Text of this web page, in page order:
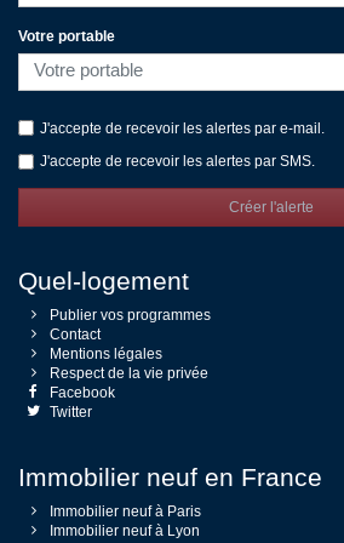
Votre portable
J'accepte de recevoir les alertes par e-mail.
J'accepte de recevoir les alertes par SMS.
Créer l'alerte
Quel-logement
Publier vos programmes
Contact
Mentions légales
Respect de la vie privée
Facebook
Twitter
Immobilier neuf en France
Immobilier neuf à Paris
Immobilier neuf à Lyon